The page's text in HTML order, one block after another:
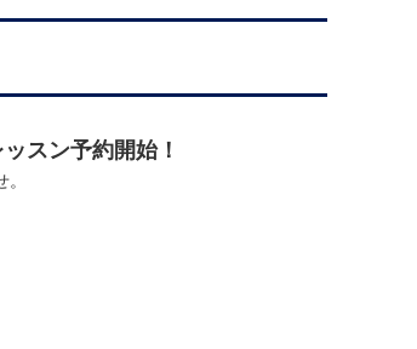
スン予約開始！